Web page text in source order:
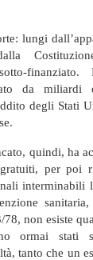
lungi
da
degli Stati
quindi, ha
per poi
interminabili
non esiste
ormai stati
tanto che un